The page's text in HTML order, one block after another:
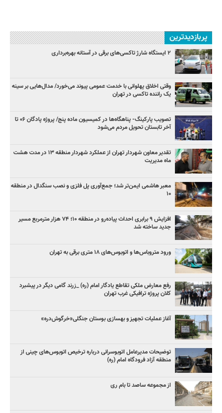
پربازدیدترین
۲ ایستگاه شارژ تاکسی‌های برقی در آستانه بهره‌برداری
وقتی اخلاق پهلوانی با خدمت عمومی پیوند می‌خورد/ مدال‌هایی بر سینه
یک راننده تاکسی در تهران
تصویب پارکینگ- پناهگاه‌ها در کمیسیون ماده پنج/ پروژه پادگان ۰۶ تا
آخر تابستان تحویل مردم می‌شود
تقدیر معاون شهردار تهران از عملکرد شهردار منطقه ۱۳ در مدت هشت
ماه مدیریت
معبر هاشمی ایمن‌تر شد؛ جمع‌آوری پل فلزی و نصب سنگدال در منطقه
۱۰
افزایش ۹ برابری احداث پیاده‌رو در منطقه ۱۰؛ ۷۴ هزار مترمربع مسیر
جدید ساخته شد
ورود متروباس‌ها و اتوبوس‌های ۱۸ متری برقی به تهران
رفع معارض ملکی تقاطع یادگار امام (ره) _زرند گامی دیگر در پیشبرد
کلان پروژه‌ ترافیکی غرب تهران
آغاز عملیات تجهیز و بهسازی بوستان جنگلی«خرگوش‌دره»
توضیحات مدیرعامل اتوبوسرانی درباره ترخیص اتوبوس‌های چینی از
منطقه آزاد فرودگاه امام (ره)
از مجموعه ساصد تا بام ری